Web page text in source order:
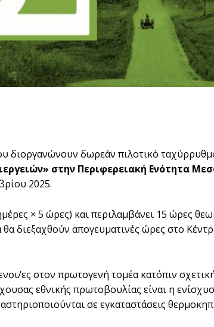
διοργανώνουν δωρεάν πιλοτικό
στην Περιφερειακή Ενότητα
2025.
× 5 ώρες) και περιλαμβάνει 15 ώρες
διεξαχθούν απογευματινές ώρες στο
ες στον πρωτογενή τομέα κατόπιν
εθνικής πρωτοβουλίας είναι η
σε εγκαταστάσεις